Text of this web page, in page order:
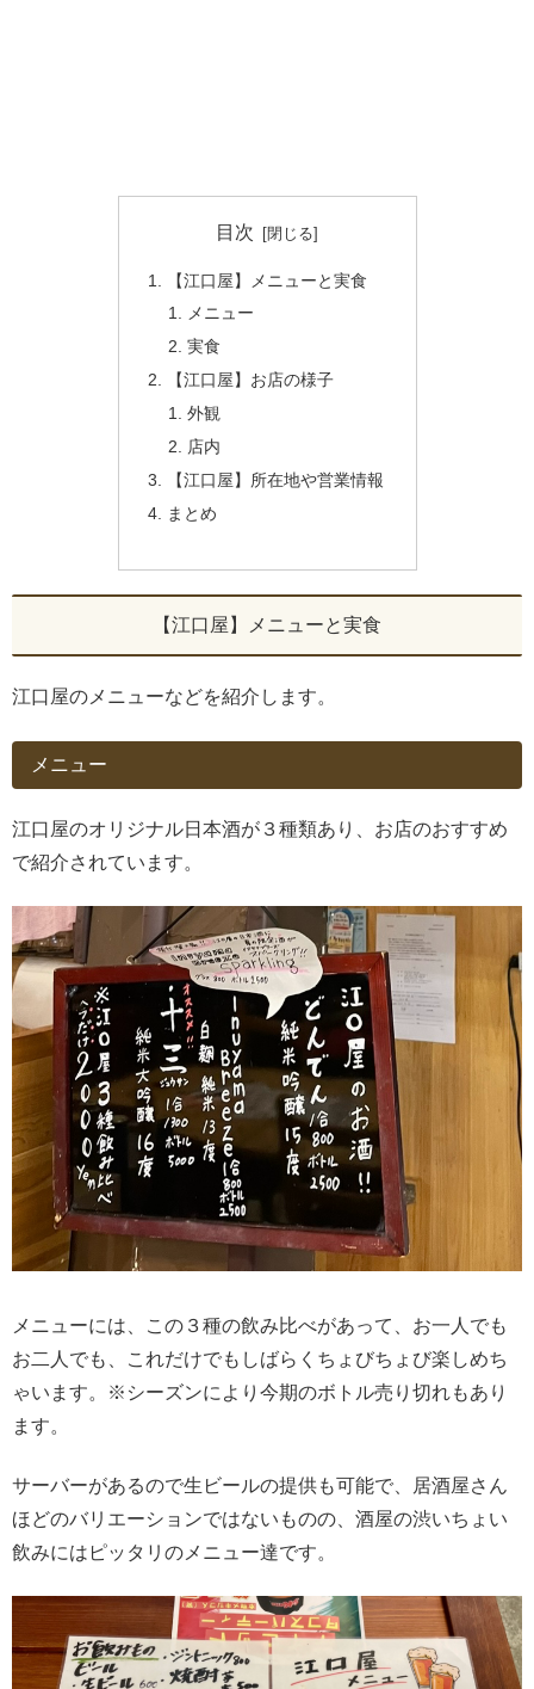
目次
【江口屋】メニューと実食
メニュー
実食
【江口屋】お店の様子
外観
店内
【江口屋】所在地や営業情報
まとめ
【江口屋】メニューと実食
江口屋のメニューなどを紹介します。
メニュー
江口屋のオリジナル日本酒が３種類あり、お店のおすすめ
で紹介されています。
メニューには、この３種の飲み比べがあって、お一人でも
お二人でも、これだけでもしばらくちょびちょび楽しめち
ゃいます。※シーズンにより今期のボトル売り切れもあり
ます。
サーバーがあるので生ビールの提供も可能で、居酒屋さん
ほどのバリエーションではないものの、酒屋の渋いちょい
飲みにはピッタリのメニュー達です。